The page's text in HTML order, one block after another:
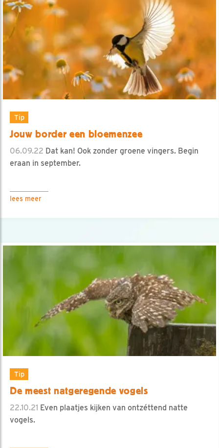
Tip
Jouw border een bloemenzee
06.09.22 Dat kan! Ook zonder groene vingers. Begin
eraan in september.
lees meer
Tip
De meest natgeregende vogels
22.10.21 Even plaatjes kijken van ontzéttend natte
vogels.